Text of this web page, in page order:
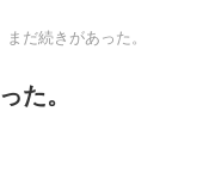
だ続きがあった。
た。